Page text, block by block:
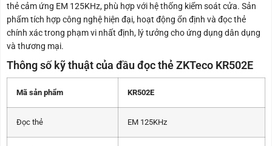
thẻ cảm ứng EM 125KHz, phù hợp với hệ thống kiểm soát cửa. Sản
phẩm tích hợp công nghệ hiện đại, hoạt động ổn định và đọc thẻ
chính xác trong phạm vi nhất định, lý tưởng cho ứng dụng dân dụng
và thương mại.
Thông số kỹ thuật của đầu đọc thẻ ZKTeco KR502E
Mã sản phẩm KR502E
Đọc thẻ EM 125KHz